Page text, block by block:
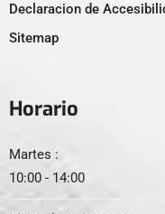
Declaracion de
Sitemap
Horario
Martes :
10:00 - 14:00